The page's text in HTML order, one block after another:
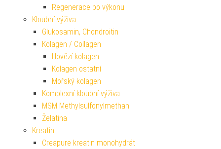
Regenerace po výkonu
Kloubní výživa
Glukosamin, Chondroitin
Kolagen / Collagen
Hovězí kolagen
Kolagen ostatní
Mořský kolagen
Komplexní kloubní výživa
MSM Methylsulfonylmethan
Želatina
Kreatin
Creapure kreatin monohydrát